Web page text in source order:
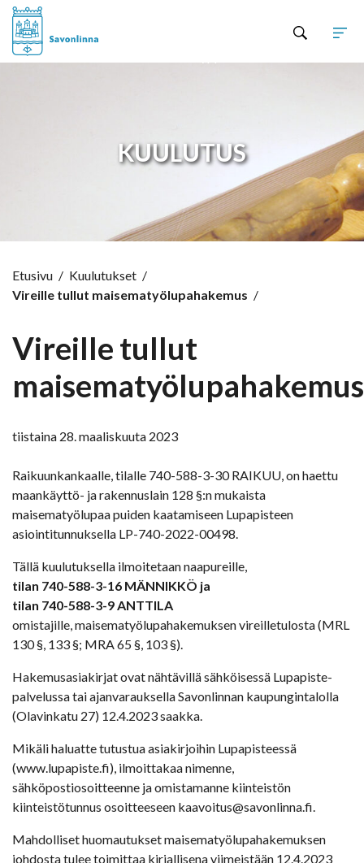
KUULUTUS
Etusivu / Kuulutukset /
Vireille tullut maisematyölupahakemus /
Vireille tullut
maisematyölupahakemus
tiistaina 28. maaliskuuta 2023
Raikuunkankaalle, tilalle 740-588-3-30 RAIKUU, on haettu
maankäyttö- ja rakennuslain 128 §:n mukaista
maisematyölupaa puiden kaatamiseen Lupapisteen
asiointitunnuksella LP-740-2022-00498.
Tällä kuulutuksella ilmoitetaan naapureille,
tilan 740-588-3-16 MÄNNIKKÖ ja
tilan 740-588-3-9 ANTTILA
omistajille, maisematyölupahakemuksen vireilletulosta (MRL
130 §, 133 §; MRA 65 §, 103 §).
Hakemusasiakirjat ovat nähtävillä sähköisessä Lupapiste-
palvelussa tai ajanvarauksella Savonlinnan kaupungintalolla
(Olavinkatu 27) 12.4.2023 saakka.
Mikäli haluatte tutustua asiakirjoihin Lupapisteessä
(www.lupapiste.fi), ilmoittakaa nimenne,
sähköpostiosoitteenne ja omistamanne kiinteistön
kiinteistötunnus osoitteeseen kaavoitus@savonlinna.fi.
Mahdolliset huomautukset maisematyölupahakemuksen
johdosta tulee toimittaa kirjallisena viimeistään 12.4.2023